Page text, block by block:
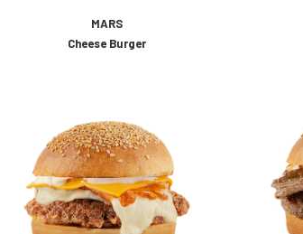
MARS
Cheese Burger